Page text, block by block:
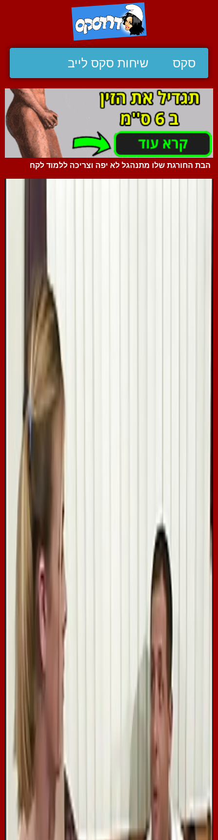
סקס שיחות סקס לייב
הבת החורגת שלו מתנהגל לא יפה וצריכה ללמוד לקח